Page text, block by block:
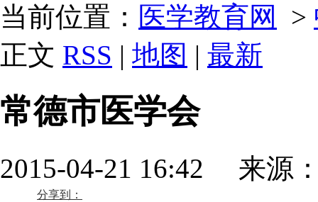
当前位置： 医学教育网 >
正文 RSS | 地图 | 最新
常德市医学会
2015-04-21 16:42 来源
分享到：